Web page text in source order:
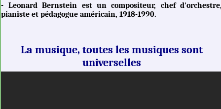
- Leonard Bernstein est un compositeur, chef
pianiste et pédagogue américain, 1918-1990.
La musique, toutes les musiques sont
universelles